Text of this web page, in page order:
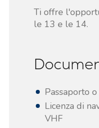
Ti offre
le 13 e le 14.
Passaporto
Licenza di
VHF